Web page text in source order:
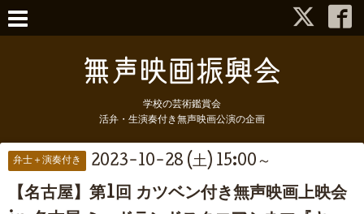
学校の芸術鑑賞会
活弁・生演奏付き無声映画公演の企画
弁士＋演奏付き 2023-10-28 (土) 15:00～
【名古屋】第1回 カツベン付き無声映画上映会